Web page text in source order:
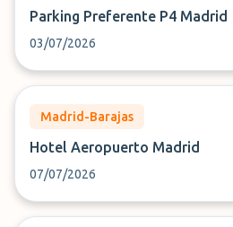
Parking Preferente P4 Madrid
03/07/2026
Madrid-Barajas
Hotel Aeropuerto Madrid
07/07/2026